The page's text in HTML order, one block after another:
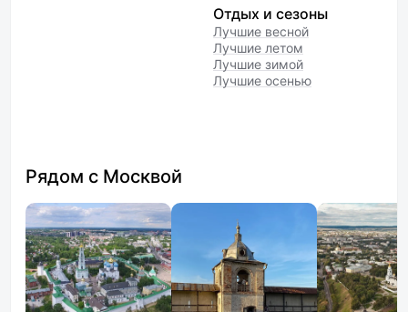
Отдых и сезоны
Лучшие весной
Лучшие летом
Лучшие зимой
Лучшие осенью
Рядом с Москвой